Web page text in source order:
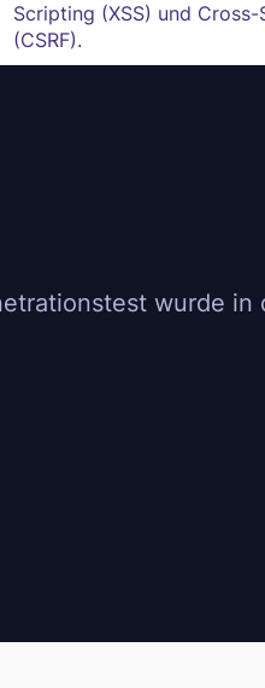
Scripting (XSS) und
(CSRF).
wurde